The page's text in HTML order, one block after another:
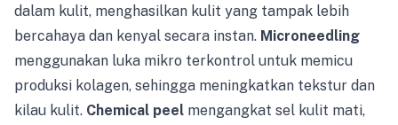
dalam kulit, menghasilkan kulit yang tampak lebih
bercahaya dan kenyal secara instan. Microneedling
menggunakan luka mikro terkontrol untuk memicu
produksi kolagen, sehingga meningkatkan tekstur dan
kilau kulit. Chemical peel mengangkat sel kulit mati,